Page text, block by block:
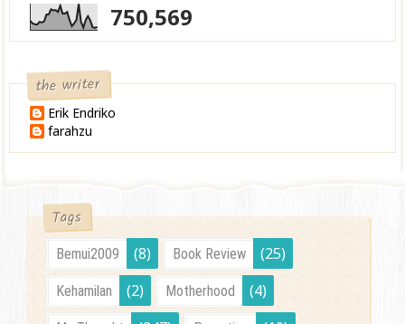
750,569
the writer
Erik Endriko
farahzu
Tags
Bemui2009 (8) Book Review (25)
Kehamilan (2) Motherhood (4)